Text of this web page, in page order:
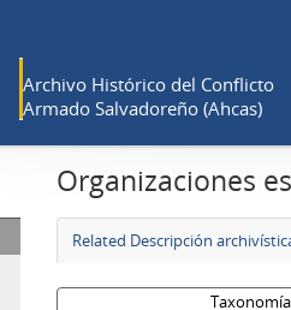
Archivo Histórico del Conflicto
Armado Salvadoreño (Ahcas)
Organizaciones
Related Descripción
Taxonomía